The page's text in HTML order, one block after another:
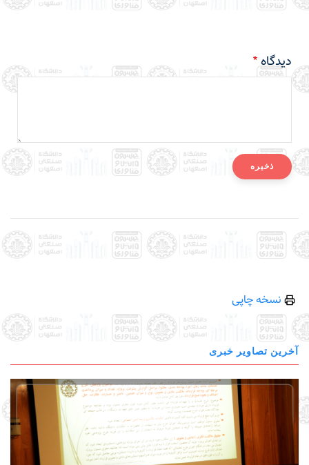
دیدگاه
نسخه چاپی
آخرین تصاویر خبری